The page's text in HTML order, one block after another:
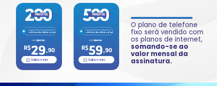
200
MINUTOS
ligações locais para
telefone fixo ilimitadas.
Porapenas
R$
Saiba mais
29,90
500
MINUTOS
ligações locais para
telefone fixo ilimitadas.
Porapenas
R$
Saiba mais
59​,90
O plano de telefone ​
fixo será vendido com
os planos de internet, ​
somando-se ao
valor ​mensal da
assinatura.